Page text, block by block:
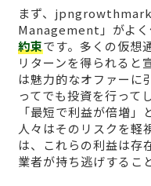
まず、
Management」がよく
約束です。多くの仮想
リターンを得られると
は魅力的なオファーに
ってでも投資を行って
「最短で利益が倍増
人々はそのリスクを軽
は、これらの利益は存
業者が持ち逃げするこ